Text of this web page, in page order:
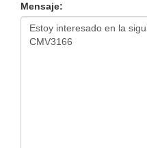
Mensaje: